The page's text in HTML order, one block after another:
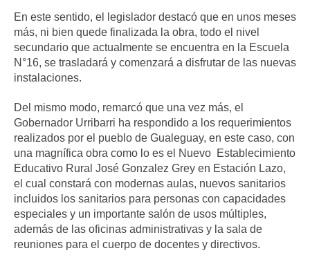
En este sentido, el legislador destacó que en unos meses
más, ni bien quede finalizada la obra, todo el nivel
secundario que actualmente se encuentra en la Escuela
N°16, se trasladará y comenzará a disfrutar de las nuevas
instalaciones.
Del mismo modo, remarcó que una vez más, el
Gobernador Urribarri ha respondido a los requerimientos
realizados por el pueblo de Gualeguay, en este caso, con
una magnífica obra como lo es el Nuevo Establecimiento
Educativo Rural José Gonzalez Grey en Estación Lazo,
el cual constará con modernas aulas, nuevos sanitarios
incluidos los sanitarios para personas con capacidades
especiales y un importante salón de usos múltiples,
además de las oficinas administrativas y la sala de
reuniones para el cuerpo de docentes y directivos.